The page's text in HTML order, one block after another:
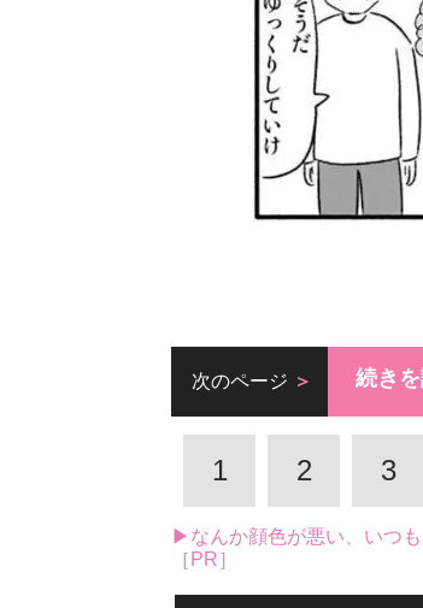
次のページ 続き
1 2 3
▶なんか顔色が悪い、いつ
［PR］